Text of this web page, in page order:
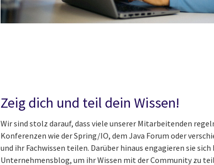
Zeig dich und teil dein Wissen!
Wir sind stolz darauf, dass viele unserer Mitarbeitenden
Konferenzen wie der Spring/IO, dem Java Forum oder
und ihr Fachwissen teilen. Darüber hinaus engagieren sie sich
Unternehmensblog, um ihr Wissen mit der Community zu